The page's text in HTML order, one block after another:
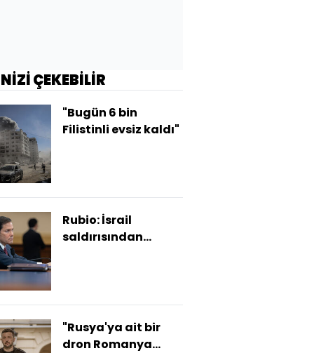
ÇEKEBİLİR
"Bugün 6 bin
Filistinli evsiz kaldı"
Rubio: İsrail
saldırısından
"Rusya'ya ait bir
dron Romanya